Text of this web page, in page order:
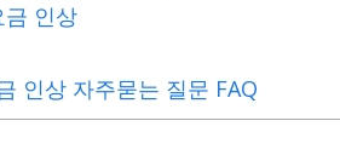
금 인상
인상 자주묻는 질문 FAQ